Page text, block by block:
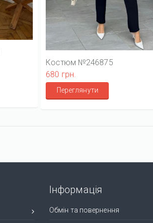
Костюм №246875
680 грн.
Переглянути
Інформація
Обмін та повернення